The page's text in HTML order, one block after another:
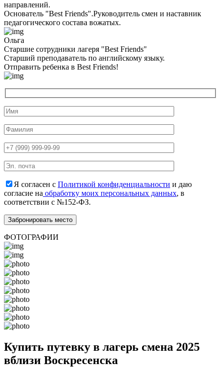
направлений.
Основатель "Best Friends".Руководитель смен и наставник
педагогического состава вожатых.
Ольга
Старшие сотрудники лагеря "Best Friends"
Cтарший преподаватель по английскому языку.
Отправить ребенка в Best Friends!
Я согласен с Политикой конфиденциальности и даю
согласие на обработку моих персональных данных, в
соответствии с №152-ФЗ.
ФОТОГРАФИИ
Купить путевку в лагерь смена 2025
вблизи Воскресенска